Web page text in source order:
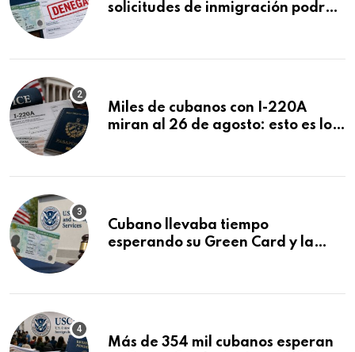
solicitudes de inmigración podrán
Miles de cubanos con I-220A
miran al 26 de agosto: esto es lo
Cubano llevaba tiempo
esperando su Green Card y la
Más de 354 mil cubanos esperan